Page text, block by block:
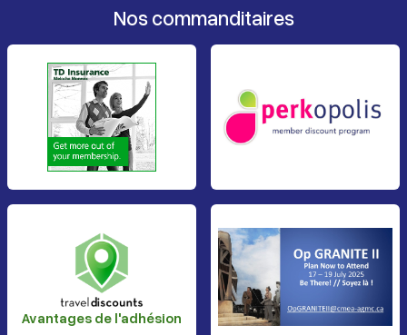
Nos commanditaires
Avantages de l'adhésion